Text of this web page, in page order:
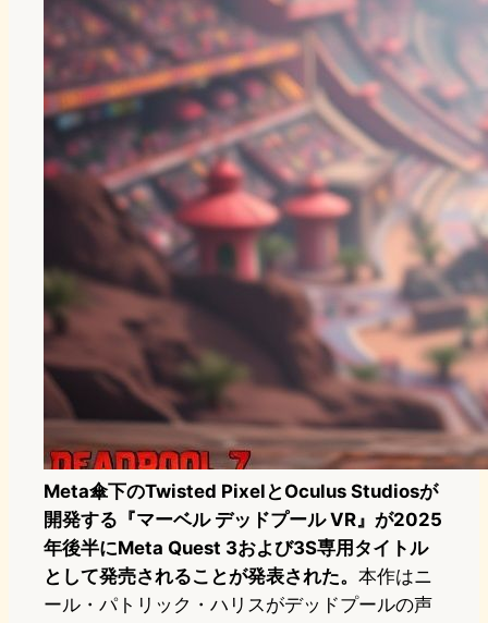
Meta傘下のTwisted PixelとOculus Studiosが
開発する『マーベル デッドプール VR』が2025
年後半にMeta Quest 3および3S専用タイトル
として発売されることが発表された。 本作はニ
ール・パトリック・ハリスがデッドプールの声